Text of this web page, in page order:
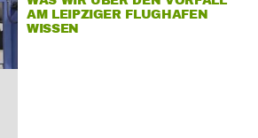
AM LEIPZIGER FLUGHAFEN
WISSEN